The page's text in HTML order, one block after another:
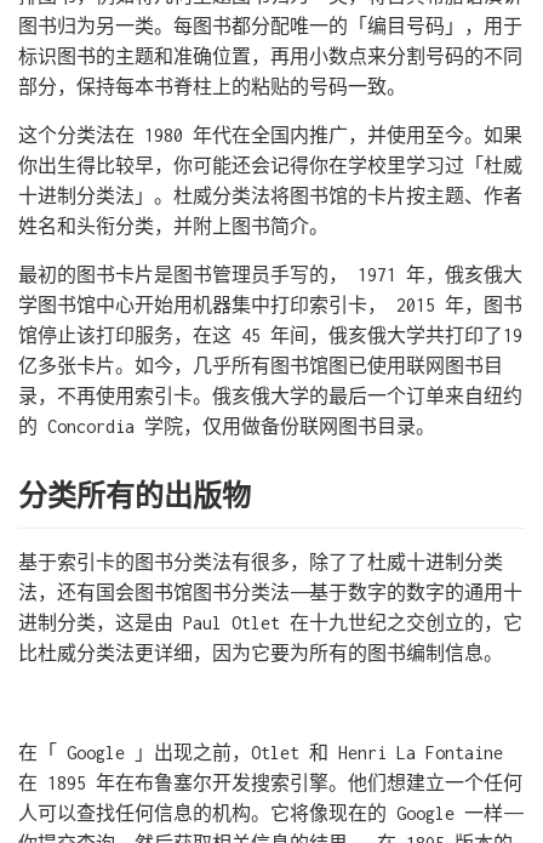
图书归为另一类。每图书都分配唯一的「编目号码」，用于
标识图书的主题和准确位置，再用小数点来分割号码的不同
部分，保持每本书脊柱上的粘贴的号码一致。
这个分类法在 1980 年代在全国内推广，并使用至今。如果
你出生得比较早，你可能还会记得你在学校里学习过「杜威
十进制分类法」。杜威分类法将图书馆的卡片按主题、作者
姓名和头衔分类，并附上图书简介。
最初的图书卡片是图书管理员手写的， 1971 年，俄亥俄大
学图书馆中心开始用机器集中打印索引卡， 2015 年，图书
馆停止该打印服务，在这 45 年间，俄亥俄大学共打印了19
亿多张卡片。如今，几乎所有图书馆图已使用联网图书目
录，不再使用索引卡。俄亥俄大学的最后一个订单来自纽约
的 Concordia 学院，仅用做备份联网图书目录。
分类所有的出版物
基于索引卡的图书分类法有很多，除了了杜威十进制分类
法，还有国会图书馆图书分类法——基于数字的数字的通用十
进制分类，这是由 Paul Otlet 在十九世纪之交创立的，它
比杜威分类法更详细，因为它要为所有的图书编制信息。
在「 Google 」出现之前，Otlet 和 Henri La Fontaine
在 1895 年在布鲁塞尔开发搜索引擎。他们想建立一个任何
人可以查找任何信息的机构。它将像现在的 Google 一样——